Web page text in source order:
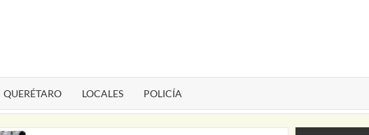
QUERÉTARO LOCALES POLICÍA